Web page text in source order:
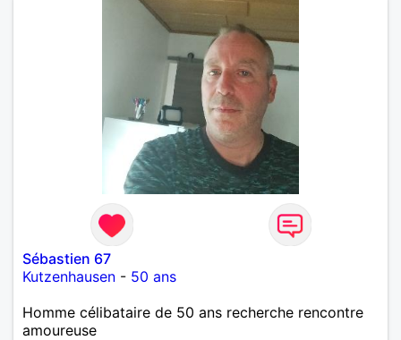
pense en tout cas 😂)
Sébastien 67
Kutzenhausen - 50 ans
Homme célibataire de 50 ans recherche rencontre
amoureuse